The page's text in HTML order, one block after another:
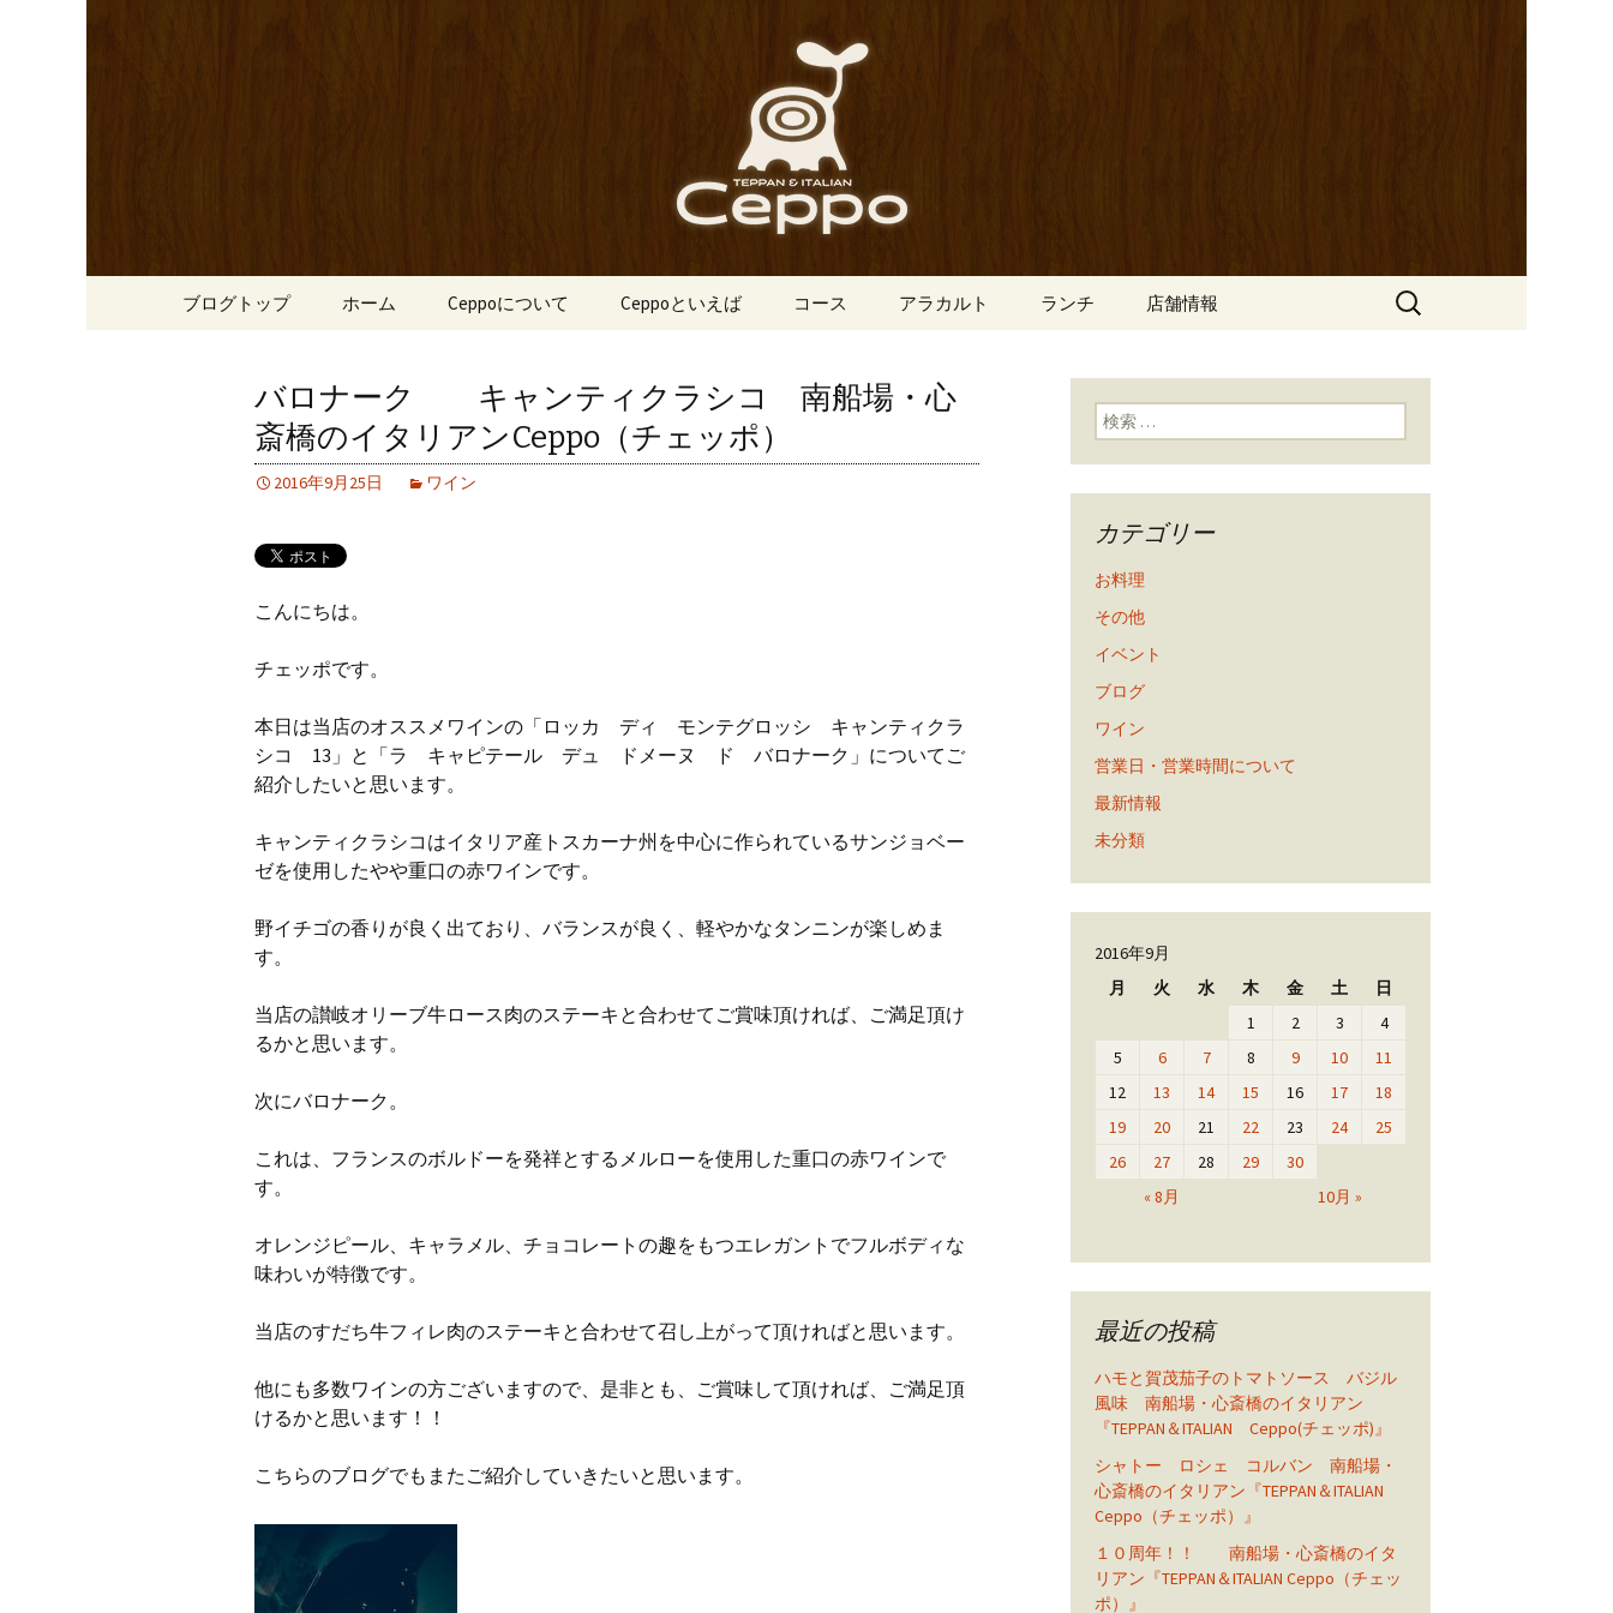
南船場・心斎橋のイタリアン
「Ceppo（チェッポ）」の公式ブログ
リーブ牛のステーキのほか、バルメニューも豊富にご用意。デートにも一人飲みのお客様にもぴった
コンテンツへ移動
ブログトップ ホーム Ceppoについて Ceppoといえば コース アラカルト ランチ 店舗情報
検
バロナーク キャンティクラシコ 南船場・心
斎橋のイタリアンCeppo（チェッポ）
2016年9月25日 ワイン
こんにちは。
チェッポです。
本日は当店のオススメワインの「ロッカ ディ モンテグロッシ キャンティクラ
シコ 13」と「ラ キャピテール デュ ドメーヌ ド バロナーク」についてご
紹介したいと思います。
キャンティクラシコはイタリア産トスカーナ州を中心に作られているサンジョベー
ゼを使用したやや重口の赤ワインです。
野イチゴの香りが良く出ており、バランスが良く、軽やかなタンニンが楽しめま
す。
当店の讃岐オリーブ牛ロース肉のステーキと合わせてご賞味頂ければ、ご満足頂け
るかと思います。
次にバロナーク。
これは、フランスのボルドーを発祥とするメルローを使用した重口の赤ワインで
す。
オレンジピール、キャラメル、チョコレートの趣をもつエレガントでフルボディな
味わいが特徴です。
当店のすだち牛フィレ肉のステーキと合わせて召し上がって頂ければと思います。
他にも多数ワインの方ございますので、是非とも、ご賞味して頂ければ、ご満足頂
けるかと思います！！
こちらのブログでもまたご紹介していきたいと思います。
検索:
カテゴリー
お料理
その他
イベント
ブログ
ワイン
営業日・営業時間について
最新情報
未分類
2016年9月
月
火 水 木 金 土 日
« 8月 10月 »
1 2 3
4
5
6 7 8 9 10
11
12
13 14 15 16 17
18
19
20 21 22 23 24
25
26
27 28 29 30
最近の投稿
ハモと賀茂茄子のトマトソース バジル
風味 南船場・心斎橋のイタリアン
『TEPPAN＆ITALIAN Ceppo(チェッポ)』
シャトー ロシェ コルバン 南船場・
心斎橋のイタリアン『TEPPAN＆ITALIAN
Ceppo（チェッポ）』
１０周年！！ 南船場・心斎橋のイタ
リアン『TEPPAN＆ITALIAN Ceppo（チェッ
ポ）』